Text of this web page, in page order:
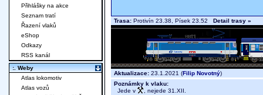
Trasa: Protivín 23.38, Písek 23.52 Detail trasy »
Aktualizace: 23.1.2021 (Filip Novotný)
Poznámky k vlaku:
Jede v
, nejede 31.XII.
Přihlášky na akce
Seznam tratí
Řazení vlaků
eShop
Odkazy
RSS kanál
:. Weby
Atlas lokomotiv
Atlas vozů